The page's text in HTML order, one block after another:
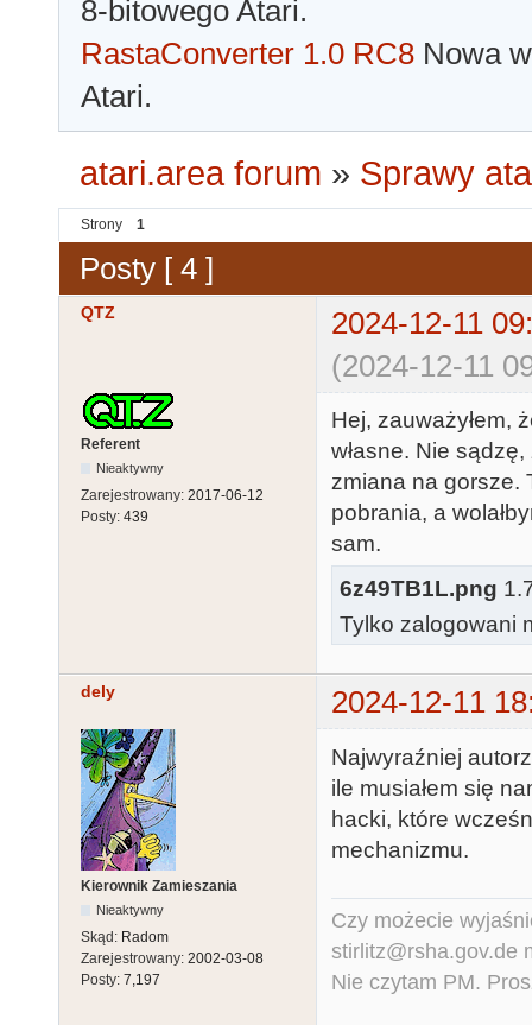
8-bitowego Atari.
RastaConverter 1.0 RC8 Nowa
Atari.
atari.area forum » Sprawy
Strony 1
Posty [ 4 ]
QTZ
2024-12-11
(2024-12-11
Referent
Nieaktywny
Zarejestrowany: 2017-06-12
Posty: 439
Hej, zauważyłem,
własne. Nie
zmiana na gorsze.
pobrania, a
sam.
6z49TB1L.png
Tylko zalogowani
dely 2024-12-11
Kierownik Zamieszania
Nieaktywny
Skąd: Radom
Zarejestrowany: 2002-03-08
Posty: 7,197
Najwyraźniej
ile musiałem się
hacki, które
mechanizmu.
Czy możecie
stirlitz@rsha.gov.de
Nie czytam PM.